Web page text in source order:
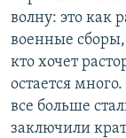
волну: это как
военные сборы,
кто хочет
остается
все больше
заключили